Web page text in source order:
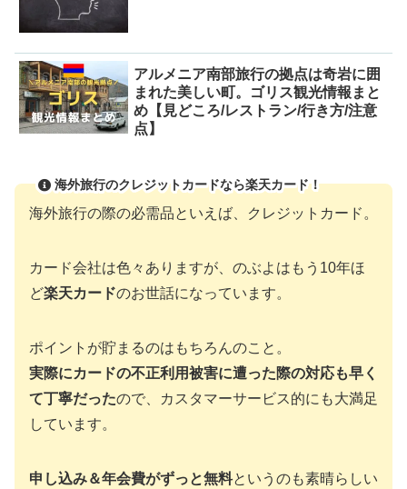
アルメニア南部旅行の拠点は奇岩に囲
まれた美しい町。ゴリス観光情報まと
め【見どころ/レストラン/行き方/注意
点】
海外旅行のクレジットカードなら楽天カード！
海外旅行の際の必需品といえば、クレジットカード。
カード会社は色々ありますが、のぶよはもう10年ほ
ど楽天カードのお世話になっています。
ポイントが貯まるのはもちろんのこと。
実際にカードの不正利用被害に遭った際の対応も早く
て丁寧だったので、カスタマーサービス的にも大満足
しています。
申し込み＆年会費がずっと無料というのも素晴らしい